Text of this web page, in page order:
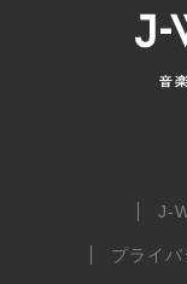
J-
プライ